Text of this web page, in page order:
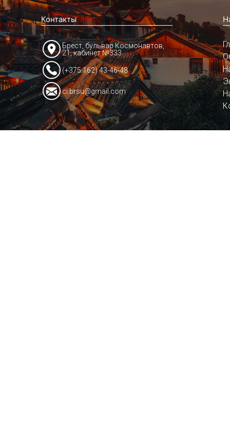
Контакты
Брест, бульвар Космонавтов,
21, кабинет №333
(+375 162) 43-46-48
ci.brsu@gmail.com